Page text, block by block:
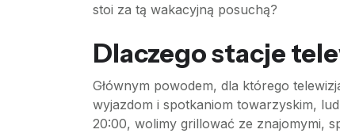
stoi za tą wakacyjną posuchą?
Dlaczego stacje
Głównym powodem, dla którego
wyjazdom i spotkaniom towarzyskim,
20:00, wolimy grillować ze znajomymi,